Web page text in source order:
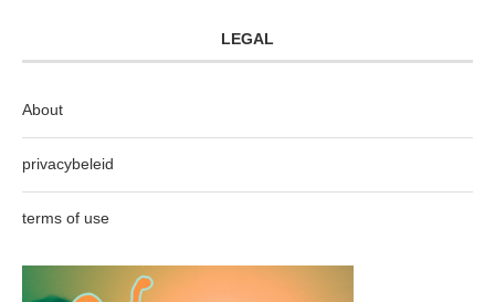
LEGAL
About
privacybeleid
terms of use